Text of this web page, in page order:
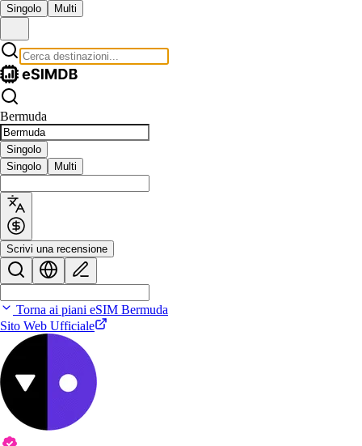
Singolo Multi
Bermuda
Singolo
Singolo
Multi
Scrivi una recensione
Torna ai piani eSIM Bermuda
Sito Web Ufficiale